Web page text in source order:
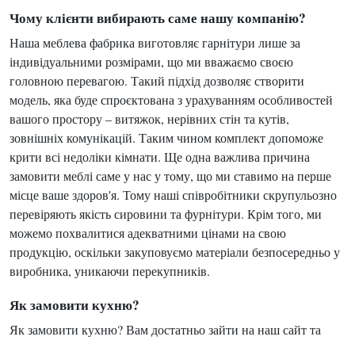
Чому клієнти вибирають саме нашу компанію?
Наша меблева фабрика виготовляє гарнітури лише за
індивідуальними розмірами, що ми вважаємо своєю
головною перевагою. Такий підхід дозволяє створити
модель, яка буде спроєктована з урахуванням особливостей
вашого простору – витяжок, нерівних стін та кутів,
зовнішніх комунікацій. Таким чином комплект допоможе
крити всі недоліки кімнати. Ще одна важлива причина
замовити меблі саме у нас у тому, що ми ставимо на перше
місце ваше здоров'я. Тому наші співробітники скрупульозно
перевіряють якість сировини та фурнітури. Крім того, ми
можемо похвалитися адекватними цінами на свою
продукцію, оскільки закуповуємо матеріали безпосередньо у
виробника, уникаючи перекупників.
Як замовити кухню?
Як замовити кухню? Вам достатньо зайти на наш сайт та